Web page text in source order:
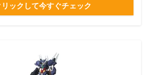
ックして今すぐチェック